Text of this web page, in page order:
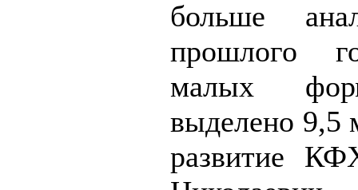
больше
прошлого
малых
выделено 9,5
развитие